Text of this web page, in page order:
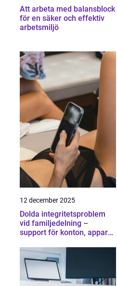
Att arbeta med balansblock
för en säker och effektiv
arbetsmiljö
12 december 2025
Dolda integritetsproblem
vid familjedelning –
support för konton, appar